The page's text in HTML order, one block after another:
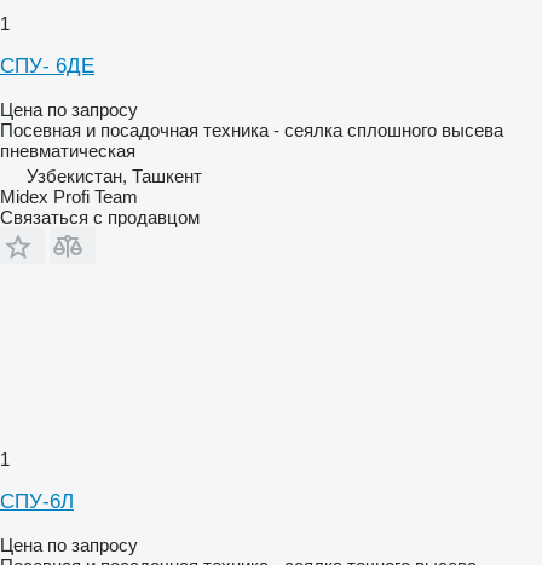
1
СПУ- 6ДЕ
Цена по запросу
Посевная и посадочная техника - сеялка сплошного высева
пневматическая
Узбекистан, Ташкент
Midex Profi Team
Связаться с продавцом
1
СПУ-6Л
Цена по запросу